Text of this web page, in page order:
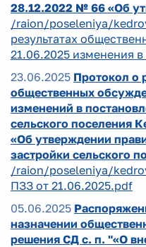
28.12.2022 № 66 «Об
/raion/poseleniya/
результатах
21.06.2025 изменения
23.06.2025 Протокол о
общественных
изменений в
сельского поселения
«Об утверждении
застройки сельского
/raion/poseleniya/
ПЗЗ от 21.06.2025.pdf
05.06.2025
назначении
решения СД с. п. "«О